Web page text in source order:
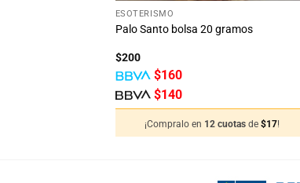
ESOTERISMO
Palo Santo bolsa 20 gramos
$200
$160
$140
¡Compralo en 12 cuotasde$17!